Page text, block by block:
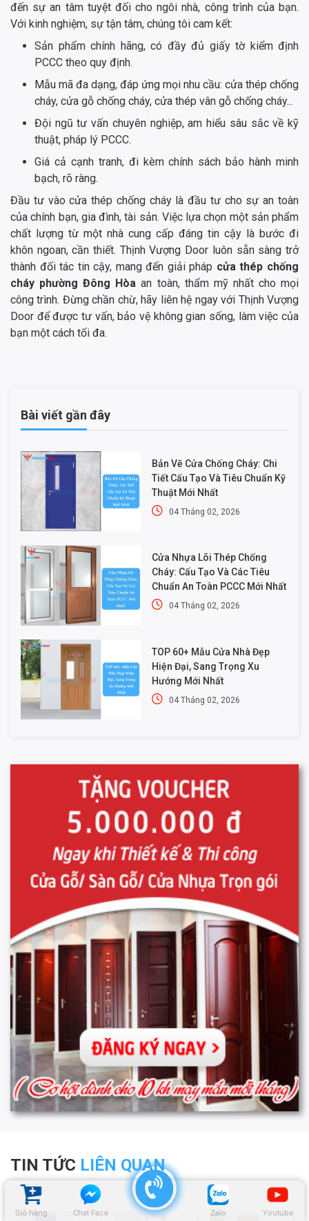
Giỏ hàng Chat Face Zalo Youtube
đến sự an tâm tuyệt đối cho ngôi nhà, công trình của bạn.
Với kinh nghiệm, sự tận tâm, chúng tôi cam kết:
Sản phẩm chính hãng, có đầy đủ giấy tờ kiểm định
PCCC theo quy định.
Mẫu mã đa dạng, đáp ứng mọi nhu cầu: cửa thép chống
cháy, cửa gỗ chống cháy, cửa thép vân gỗ chống cháy...
Đội ngũ tư vấn chuyên nghiệp, am hiểu sâu sắc về kỹ
thuật, pháp lý PCCC.
Giá cả cạnh tranh, đi kèm chính sách bảo hành minh
bạch, rõ ràng.
Đầu tư vào cửa thép chống cháy là đầu tư cho sự an toàn
của chính bạn, gia đình, tài sản. Việc lựa chọn một sản phẩm
chất lượng từ một nhà cung cấp đáng tin cậy là bước đi
khôn ngoan, cần thiết. Thịnh Vượng Door luôn sẵn sàng trở
thành đối tác tin cậy, mang đến giải pháp cửa thép chống
cháy phường Đông Hòaan toàn, thẩm mỹ nhất cho mọi
công trình. Đừng chần chừ, hãy liên hệ ngay với Thịnh Vượng
Door để được tư vấn, bảo vệ không gian sống, làm việc của
bạn một cách tối đa.
Bài viết gần đây
Bản Vẽ Cửa Chống Cháy: Chi
Tiết Cấu Tạo Và Tiêu Chuẩn Kỹ
Thuật Mới Nhất
04 Tháng 02, 2026
Cửa Nhựa Lõi Thép Chống
Cháy: Cấu Tạo Và Các Tiêu
Chuẩn An Toàn PCCC Mới Nhất
04 Tháng 02, 2026
TOP 60+ Mẫu Cửa Nhà Đẹp
Hiện Đại, Sang Trọng Xu
Hướng Mới Nhất
04 Tháng 02, 2026
TIN TỨC LIÊN QUAN